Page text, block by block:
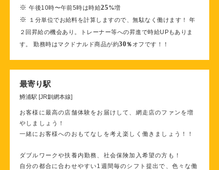
※午後10時〜午前5時は時給25%増
※
１分単位でお給料を計算しますので、無駄なく働けます！ 年
２回昇給の機会あり。トレーナー等への昇進で時給UPもありま
す。 勤務時はマクドナルド商品が約30％ オフです！！
最寄り駅
鱒浦駅 [JR釧網本線]
お客様に最高の店舗体験をお届けして、網走店のファンを増
やしましょう！
一緒にお客様へのおもてなしを考え楽しく働きましょう！！
ダブルワークや扶養内勤務、社会保険加入希望の方も！
自分の都合に合わせやすい1週間毎のシフト提出で、色々な働